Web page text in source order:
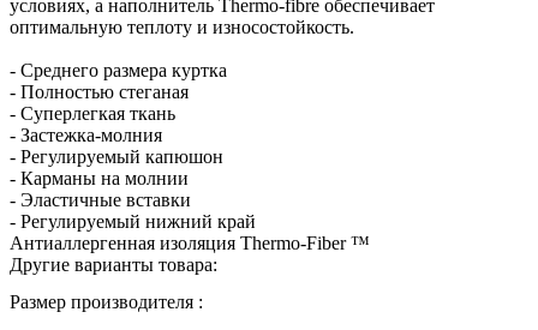
условиях, а наполнитель Thermo-fibre обеспечивает
оптимальную теплоту и износостойкость.
- Среднего размера куртка
- Полностью стеганая
- Суперлегкая ткань
- Застежка-молния
- Регулируемый капюшон
- Карманы на молнии
- Эластичные вставки
- Регулируемый нижний край
Антиаллергенная изоляция Thermo-Fiber ™
Другие варианты товара:
Размер производителя :